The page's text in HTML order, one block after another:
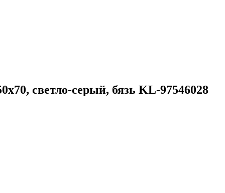
светло-серый, бязь KL-97546028